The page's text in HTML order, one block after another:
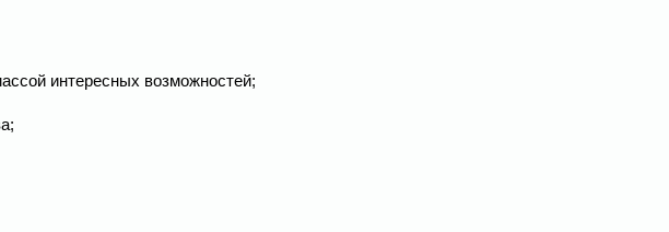
интересных возможностей;